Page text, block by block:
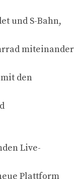
und S-Bahn,
miteinander
den
Live-
Plattform